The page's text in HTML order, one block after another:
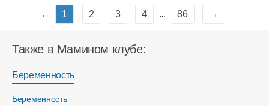
← 1 2 3 4 ... 86 →
Также в Мамином клубе:
Беременность
Беременность